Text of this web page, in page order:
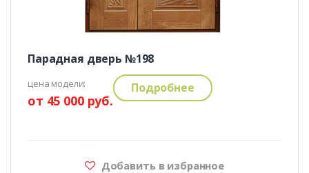
Парадная дверь №198
цена модели:
от 45 000 руб.
Подробнее
Добавить в избранное